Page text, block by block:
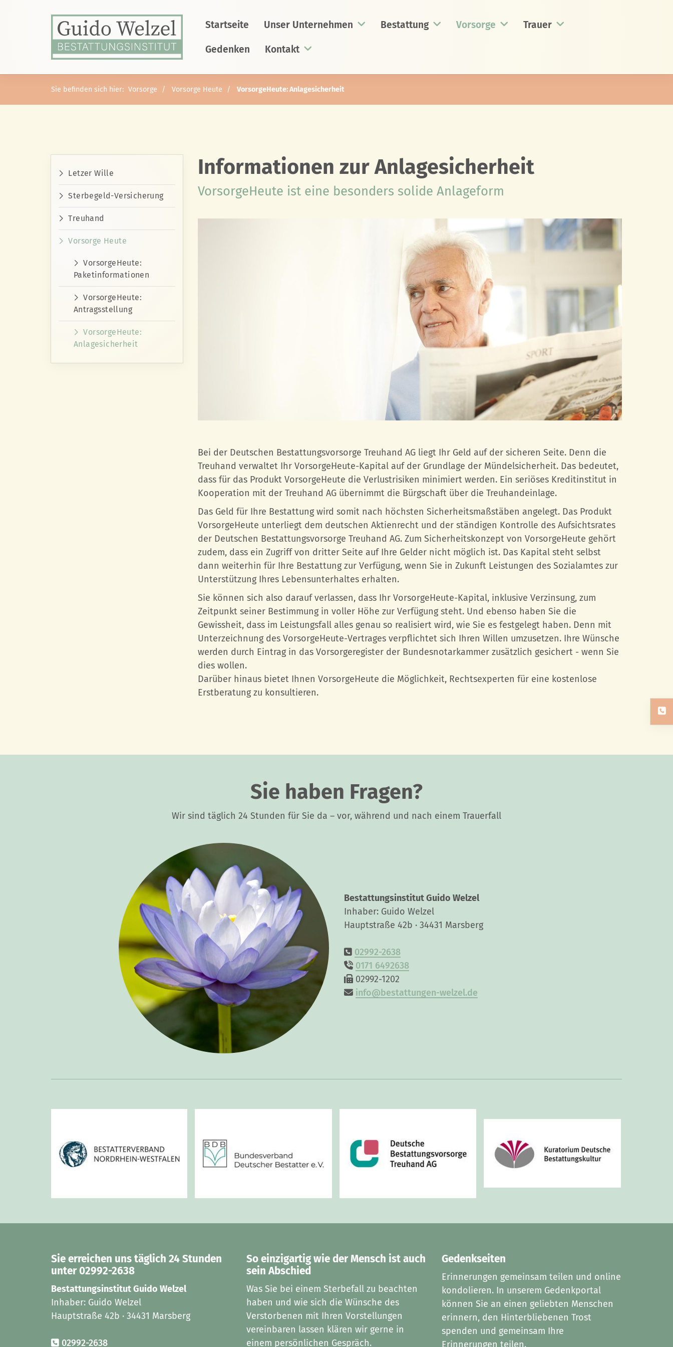
Startseite Unser Unternehmen Bestattung Vorsorge Trauer
Gedenken Kontakt
Sie befinden sich hier: Vorsorge Vorsorge Heute VorsorgeHeute: Anlagesicherheit
Informationen zur Anlagesicherheit
VorsorgeHeute ist eine besonders solide Anlageform
Bei der Deutschen Bestattungsvorsorge Treuhand AG liegt Ihr Geld auf der sicheren Seite. Denn die
Treuhand verwaltet Ihr VorsorgeHeute-Kapital auf der Grundlage der Mündelsicherheit. Das bedeutet,
dass für das Produkt VorsorgeHeute die Verlustrisiken minimiert werden. Ein seriöses Kreditinstitut in
Kooperation mit der Treuhand AG übernimmt die Bürgschaft über die Treuhandeinlage.
Das Geld für Ihre Bestattung wird somit nach höchsten Sicherheitsmaßstäben angelegt. Das Produkt
VorsorgeHeute unterliegt dem deutschen Aktienrecht und der ständigen Kontrolle des Aufsichtsrates
der Deutschen Bestattungsvorsorge Treuhand AG. Zum Sicherheitskonzept von VorsorgeHeute gehört
zudem, dass ein Zugriff von dritter Seite auf Ihre Gelder nicht möglich ist. Das Kapital steht selbst
dann weiterhin für Ihre Bestattung zur Verfügung, wenn Sie in Zukunft Leistungen des Sozialamtes zur
Unterstützung Ihres Lebensunterhaltes erhalten.
Sie können sich also darauf verlassen, dass Ihr VorsorgeHeute-Kapital, inklusive Verzinsung, zum
Zeitpunkt seiner Bestimmung in voller Höhe zur Verfügung steht. Und ebenso haben Sie die
Gewissheit, dass im Leistungsfall alles genau so realisiert wird, wie Sie es festgelegt haben. Denn mit
Unterzeichnung des VorsorgeHeute-Vertrages verpflichtet sich Ihren Willen umzusetzen. Ihre Wünsche
werden durch Eintrag in das Vorsorgeregister der Bundesnotarkammer zusätzlich gesichert - wenn Sie
dies wollen.
Darüber hinaus bietet Ihnen VorsorgeHeute die Möglichkeit, Rechtsexperten für eine kostenlose
Erstberatung zu konsultieren.
Letzer Wille
Sterbegeld-Versicherung
Treuhand
Vorsorge Heute
VorsorgeHeute:
Paketinformationen
VorsorgeHeute:
Antragsstellung
VorsorgeHeute:
Anlagesicherheit
Sie haben Fragen?
Wir sind täglich 24 Stunden für Sie da – vor, während und nach einem Trauerfall
Bestattungsinstitut Guido Welzel
Inhaber: Guido Welzel
Hauptstraße 42b · 34431 Marsberg
02992-2638
0171 6492638
02992-1202
info@bestattungen-welzel.de
Sie erreichen uns täglich 24 Stunden
unter 02992-2638
Bestattungsinstitut Guido Welzel
Inhaber: Guido Welzel
Hauptstraße 42b · 34431 Marsberg
02992-2638
So einzigartig wie der Mensch ist auch
sein Abschied
Was Sie bei einem Sterbefall zu beachten
haben und wie sich die Wünsche des
Verstorbenen mit Ihren Vorstellungen
vereinbaren lassen klären wir gerne in
einem persönlichen Gespräch.
Gedenkseiten
Erinnerungen gemeinsam teilen und online
kondolieren. In unserem Gedenkportal
können Sie an einen geliebten Menschen
erinnern, den Hinterbliebenen Trost
spenden und gemeinsam Ihre
Erinnerungen teilen.